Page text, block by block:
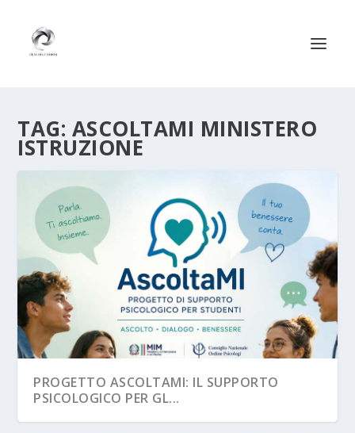
TAG: ASCOLTAMI MINISTERO
ISTRUZIONE
PROGETTO ASCOLTAMI: IL SUPPORTO
PSICOLOGICO PER GL...